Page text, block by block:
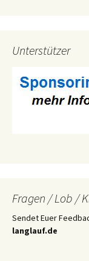
Unterstützer
Fragen / Lob /
Sendet Euer
langlauf.de